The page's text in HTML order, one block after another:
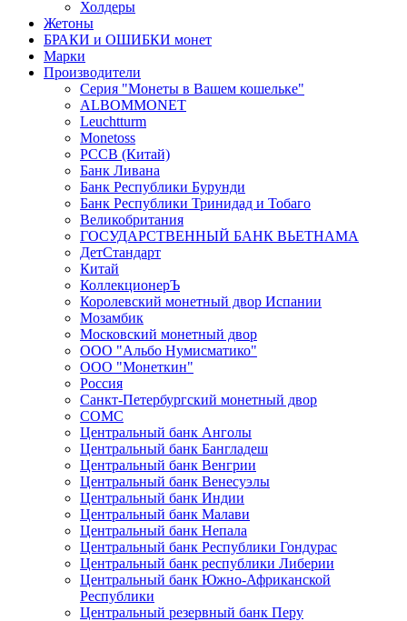
Холдеры
Жетоны
БРАКИ и ОШИБКИ монет
Марки
Производители
Серия "Монеты в Вашем кошельке"
ALBOMMONET
Leuchtturm
Monetoss
PCCB (Китай)
Банк Ливана
Банк Республики Бурунди
Банк Республики Тринидад и Тобаго
Великобритания
ГОСУДАРСТВЕННЫЙ БАНК ВЬЕТНАМА
ДетСтандарт
Китай
КоллекционерЪ
Королевский монетный двор Испании
Мозамбик
Московский монетный двор
ООО "Альбо Нумисматико"
ООО "Монеткин"
Россия
Санкт-Петербургский монетный двор
СОМС
Центральный банк Анголы
Центральный банк Бангладеш
Центральный банк Венгрии
Центральный банк Венесуэлы
Центральный банк Индии
Центральный банк Малави
Центральный банк Непала
Центральный банк Республики Гондурас
Центральный банк республики Либерии
Центральный банк Южно-Африканской
Республики
Центральный резервный банк Перу